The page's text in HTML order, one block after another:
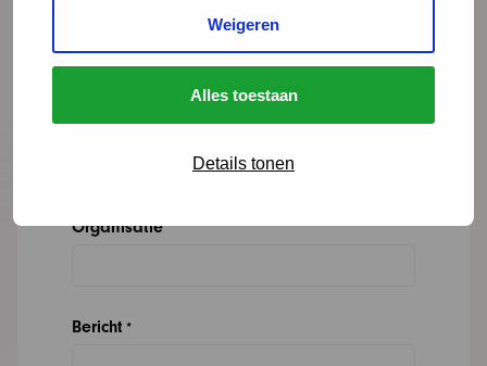
Weigeren
Alles toestaan
Details tonen
E-mailadres *
Organisatie
Bericht *